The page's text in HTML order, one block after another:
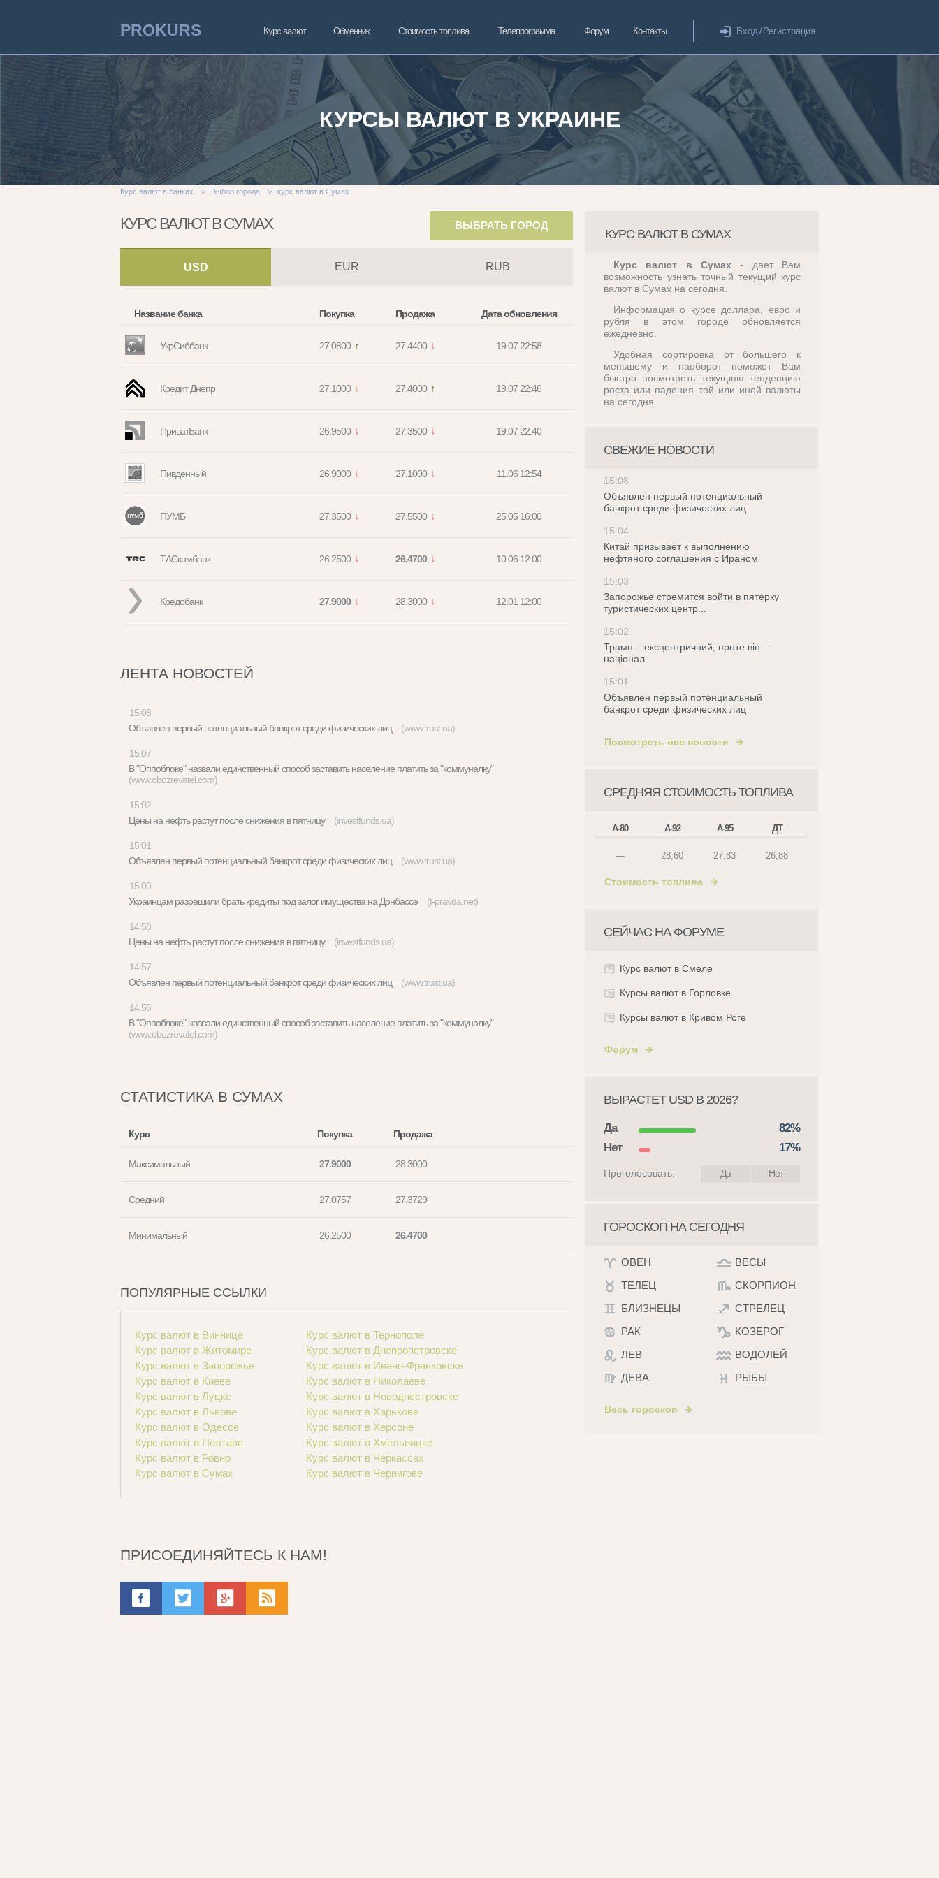
PROKURS Курс валют Обменник Стоимость топлива Телепрограмма Форум Контакты Вход/ Регистрация
КУРСЫ ВАЛЮТ В УКРАИНЕ
Курс валют в банках > Выбор города > курс валют в Сумах
КУРС ВАЛЮТ В СУМАХ
Курс валют в Сумах - дает Вам
возможность узнать точный текущий курс
валют в Сумах на сегодня.
Информация о курсе доллара, евро и
рубля в этом городе обновляется
ежедневно.
Удобная сортировка от большего к
меньшему и наоборот поможет Вам
быстро посмотреть текущюю тенденцию
роста или падения той или иной валюты
на сегодня.
СВЕЖИЕ НОВОСТИ
15:08
Объявлен первый потенциальный
банкрот среди физических лиц
15:04
Китай призывает к выполнению
нефтяного соглашения с Ираном
15:03
Запорожье стремится войти в пятерку
туристических центр...
15:02
Трамп – ексцентричний, проте він –
націонал...
15:01
Объявлен первый потенциальный
банкрот среди физических лиц
Посмотреть все новости
СРЕДНЯЯ СТОИМОСТЬ ТОПЛИВА
А-80 А-92 А-95 ДТ
— 28,60 27,83 26,88
Стоимость топлива
СЕЙЧАС НА ФОРУМЕ
Курс валют в Смеле
Курсы валют в Горловке
Курсы валют в Кривом Роге
Форум
ВЫРАСТЕТ USD В 2026?
Да
82%
Нет
17%
Проголосовать: Нет
Да
ГОРОСКОП НА СЕГОДНЯ
ОВЕН
ТЕЛЕЦ
БЛИЗНЕЦЫ
РАК
ЛЕВ
ДЕВА
ВЕСЫ
СКОРПИОН
СТРЕЛЕЦ
КОЗЕРОГ
ВОДОЛЕЙ
РЫБЫ
Весь гороскоп
КУРС ВАЛЮТ В СУМАХ ВЫБРАТЬ ГОРОД
USD EUR RUB
Название банка Покупка Продажа Дата обновления
УкрСиббанк 27.0800 27.4400 19.07 22:58
Кредит Днепр 27.1000 27.4000 19.07 22:46
ПриватБанк 26.9500 27.3500 19.07 22:40
Пивденный 26.9000 27.1000 11.06 12:54
ПУМБ 27.3500 27.5500 25.05 16:00
ТАСкомбанк 26.2500 26.4700 10.06 12:00
Кредобанк 27.9000 28.3000 12.01 12:00
ЛЕНТА НОВОСТЕЙ
15:08
Объявлен первый потенциальный банкрот среди физических лиц (www.trust.ua)
15:07
В "Оппоблоке" назвали единственный способ заставить население платить за "коммуналку"
(www.obozrevatel.com)
15:02
Цены на нефть растут после снижения в пятницу (investfunds.ua)
15:01
Объявлен первый потенциальный банкрот среди физических лиц (www.trust.ua)
15:00
Украинцам разрешили брать кредиты под залог имущества на Донбассе (t-pravda.net)
14:58
Цены на нефть растут после снижения в пятницу (investfunds.ua)
14:57
Объявлен первый потенциальный банкрот среди физических лиц (www.trust.ua)
14:56
В "Оппоблоке" назвали единственный способ заставить население платить за "коммуналку"
(www.obozrevatel.com)
СТАТИСТИКА В СУМАХ
Курс Покупка Продажа
Максимальный 27.9000 28.3000
Средний 27.0757 27.3729
Минимальный 26.2500 26.4700
ПОПУЛЯРНЫЕ ССЫЛКИ
Курс валют в Виннице
Курс валют в Житомире
Курс валют в Запорожье
Курс валют в Киеве
Курс валют в Луцке
Курс валют в Львове
Курс валют в Одессе
Курс валют в Полтаве
Курс валют в Ровно
Курс валют в Сумах
Курс валют в Тернополе
Курс валют в Днепропетровске
Курс валют в Ивано-Франковске
Курс валют в Николаеве
Курс валют в Новоднестровске
Курс валют в Харькове
Курс валют в Херсоне
Курс валют в Хмельницке
Курс валют в Черкассах
Курс валют в Чернигове
ПРИСОЕДИНЯЙТЕСЬ К НАМ!